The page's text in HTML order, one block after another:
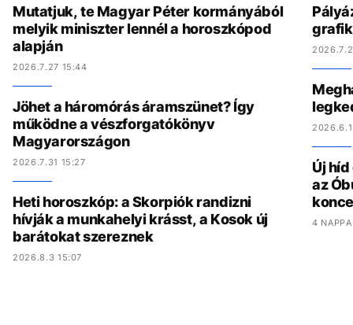
Mutatjuk, te Magyar Péter kormányából
melyik miniszter lennél a horoszkópod
alapján
2026.7.27 15:44
Jöhet a háromórás áramszünet? Így
működne a vészforgatókönyv
Magyarországon
2026.7.31 15:27
Heti horoszkóp: a Skorpiók randizni
hívják a munkahelyi krásst, a Kosok új
barátokat szereznek
2026.8.3 15:07
Új
az
4